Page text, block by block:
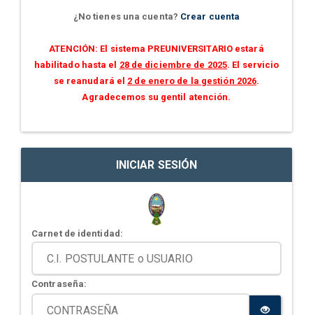
¿No tienes una cuenta? Crear cuenta
ATENCIÓN: El sistema PREUNIVERSITARIO estará
habilitado hasta el 28 de diciembre de 2025. El servicio
se reanudará el 2 de enero de la gestión 2026.
Agradecemos su gentil atención.
INICIAR SESIÓN
Carnet de identidad:
Contraseña: